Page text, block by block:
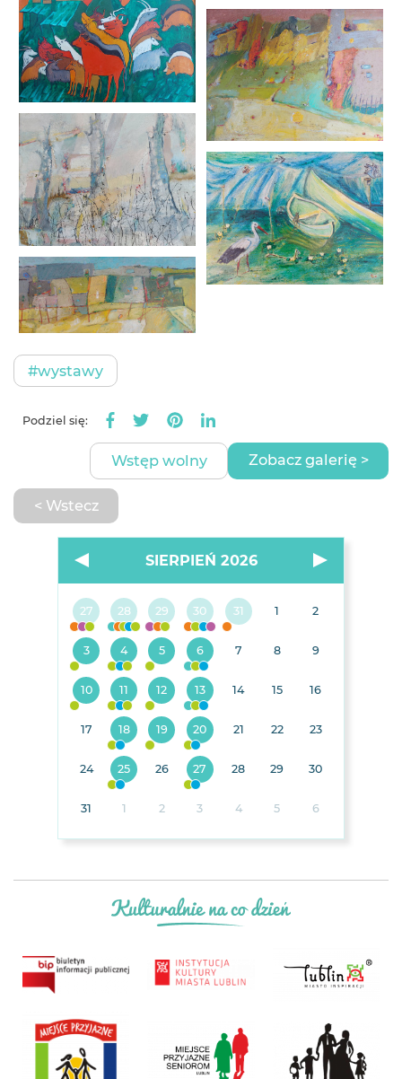
#wystawy
Podziel się:
< Wstecz
Wstęp wolny Zobacz galerię >
SIERPIEŃ 2026
27 28 29 30 31 1 2
3 4 5 6 7 8 9
10 11 12 13 14 15 16
17 18 19 20 21 22 23
24 25 26 27 28 29 30
31 1 2 3 4 5 6